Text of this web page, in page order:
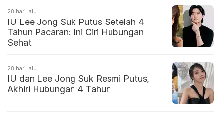
28 hari lalu
IU Lee Jong Suk Putus Setelah 4
Tahun Pacaran: Ini Ciri Hubungan
Sehat
28 hari lalu
IU dan Lee Jong Suk Resmi Putus,
Akhiri Hubungan 4 Tahun